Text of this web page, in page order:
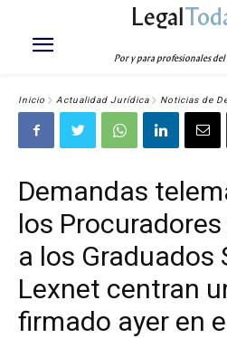
Legal
Por y para profesionales
Inicio Actualidad Jurídica Noticias de
Demandas
los
a los Graduados
Lexnet centran
firmado ayer en